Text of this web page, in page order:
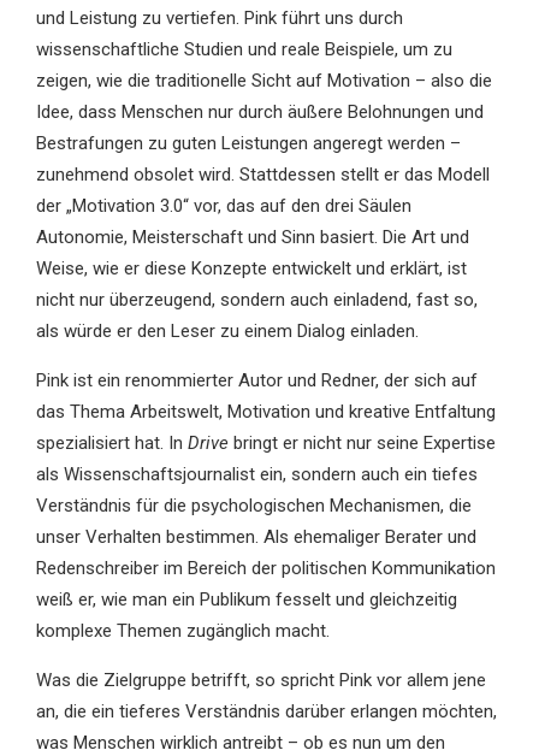
und Leistung zu vertiefen. Pink führt uns durch
wissenschaftliche Studien und reale Beispiele, um zu
zeigen, wie die traditionelle Sicht auf Motivation – also die
Idee, dass Menschen nur durch äußere Belohnungen und
Bestrafungen zu guten Leistungen angeregt werden –
zunehmend obsolet wird. Stattdessen stellt er das Modell
der „Motivation 3.0“ vor, das auf den drei Säulen
Autonomie, Meisterschaft und Sinn basiert. Die Art und
Weise, wie er diese Konzepte entwickelt und erklärt, ist
nicht nur überzeugend, sondern auch einladend, fast so,
als würde er den Leser zu einem Dialog einladen.
Pink ist ein renommierter Autor und Redner, der sich auf
das Thema Arbeitswelt, Motivation und kreative Entfaltung
spezialisiert hat. In Drivebringt er nicht nur seine Expertise
als Wissenschaftsjournalist ein, sondern auch ein tiefes
Verständnis für die psychologischen Mechanismen, die
unser Verhalten bestimmen. Als ehemaliger Berater und
Redenschreiber im Bereich der politischen Kommunikation
weiß er, wie man ein Publikum fesselt und gleichzeitig
komplexe Themen zugänglich macht.
Was die Zielgruppe betrifft, so spricht Pink vor allem jene
an, die ein tieferes Verständnis darüber erlangen möchten,
was Menschen wirklich antreibt – ob es nun um den